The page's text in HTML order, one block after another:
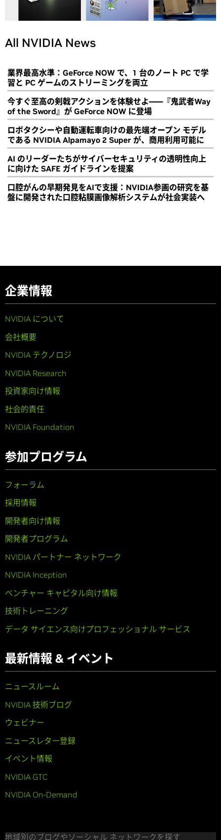
All NVIDIA News
業界最高水準：GeForce NOW で、1 台のノート PC で学
習と PC ゲームのストリーミングを両立
今すぐ至高の剣戟アクションを体験せよ――『鬼武者Way
of the Sword』が GeForce NOW に登場
ロボタクシーや自動運転車向けの最先端オープン モデル
である NVIDIA Alpamayo 2 Super が、商用利用可能に
AI のリーダーたちがサイバーセキュリティの透明性向上
に向けた SAFE ガイドラインを提案
口腔がんの早期発見をAIで支援：NVIDIA参画の研究を基
盤に開発された口腔粘膜画像解析システムが社会実装へ
企業情報
NVIDIA について
会社概要
NVIDIA テクノロジ
NVIDIA Research
投資家向け情報
社会的責任
NVIDIA Foundation
参加プログラム
フォーラム
採用情報
開発者向け情報
開発者プログラム
NVIDIA パートナー ネットワーク
NVIDIA Inception
ベンチャー キャピタル向け情報
技術トレーニング
データ サイエンス向けプロフェッショナル サービス
最新情報 & イベント
ニュースルーム
NVIDIA 技術ブログ
ウェビナー
ニュースレター登録
イベント情報
NVIDIA GTC
NVIDIA On-Demand
地域別のブログやソーシャル ネットワークを探す